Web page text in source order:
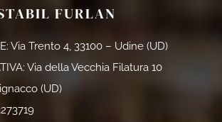
FURLAN
Via Trento 4, 33100 – Udine (UD)
Via della Vecchia Filatura 10
(UD)